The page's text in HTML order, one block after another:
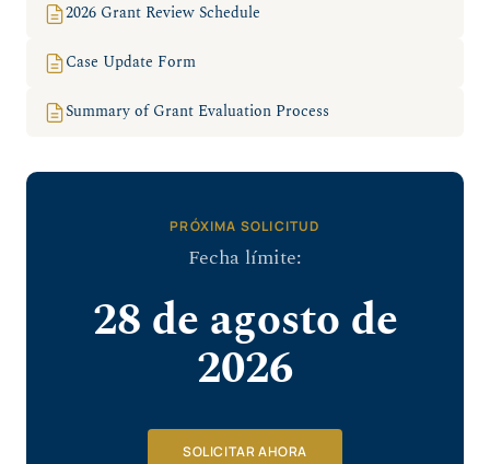
2026 Grant Review Schedule
Case Update Form
Summary of Grant Evaluation Process
PRÓXIMA SOLICITUD
Fecha límite:
28 de agosto de
2026
SOLICITAR AHORA